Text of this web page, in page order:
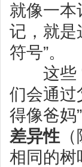
就像一本
记，就是
符号”。
这些 “
们会通过
得像爸妈
差异性
相同的树